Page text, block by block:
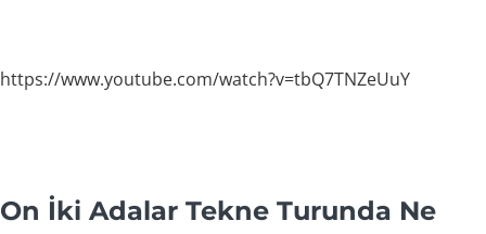
https://www.youtube.com/watch?v=tbQ7TNZeUuY
On İki Adalar Tekne Turunda Ne